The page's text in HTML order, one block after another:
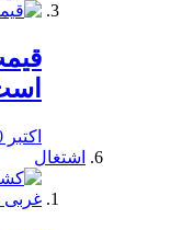
اکتبر 10, 2019
اشتغال